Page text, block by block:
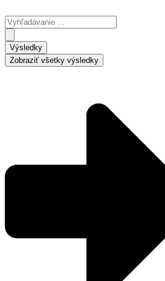
na
obsah
Search
...
Výsledky
Zobraziť všetky výsledky